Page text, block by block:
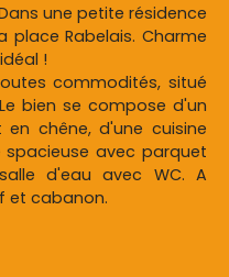
une petite résidence
Rabelais. Charme
!
commodités, situé
bien se compose d'un
chêne, d'une cuisine
spacieuse avec parquet
d'eau avec WC. A
et cabanon.